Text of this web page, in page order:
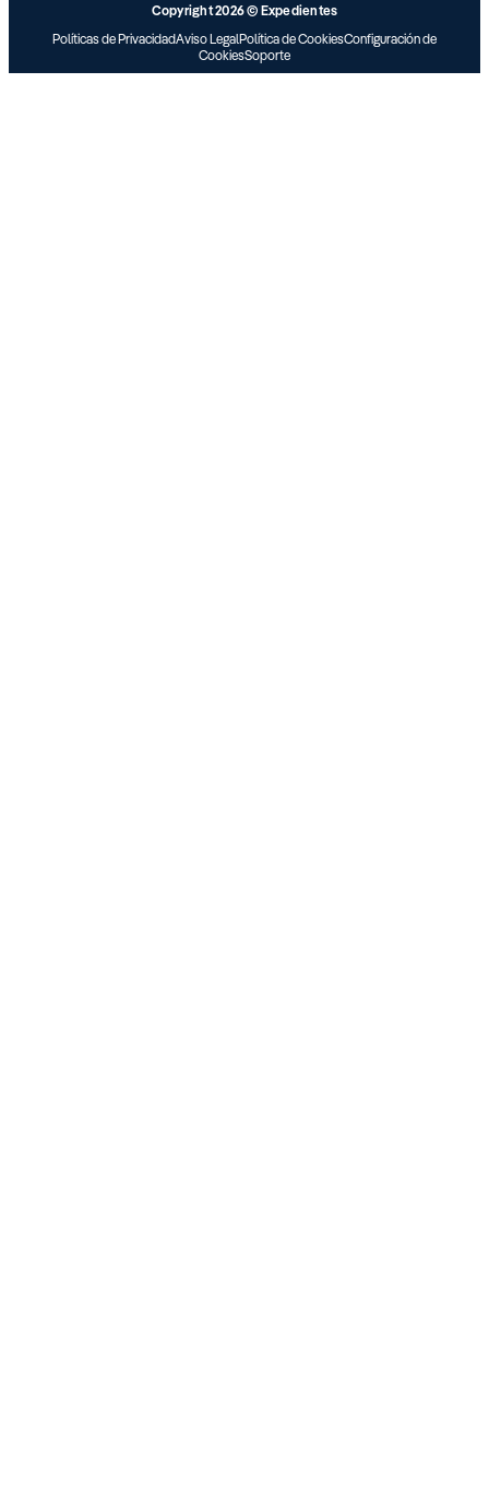
Copyright 2026 © Expedientes
Políticas de PrivacidadAviso LegalPolítica de CookiesConfiguración de
CookiesSoporte